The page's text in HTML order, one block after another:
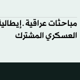
مباحثات عراقية ـ
العسكري المشترك